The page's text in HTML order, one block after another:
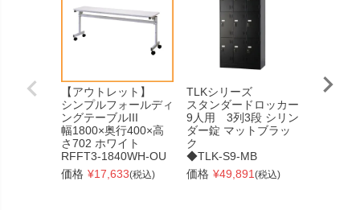
【アウトレット】
シンプルフォールディ
ングテーブルIII
幅1800×奥行400×高
さ702 ホワイト
RFFT3-1840WH-OU
価格 ¥17,633(税込)
TLKシリーズ
スタンダードロッカー
9人用 3列3段 シリン
ダー錠 マットブラッ
ク
◆TLK-S9-MB
価格 ¥49,891 (税込)
SBKシ